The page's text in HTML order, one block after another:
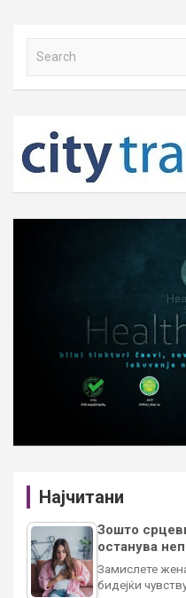
h
Најчитани
Зошто
останува
Замислете
бидејќи